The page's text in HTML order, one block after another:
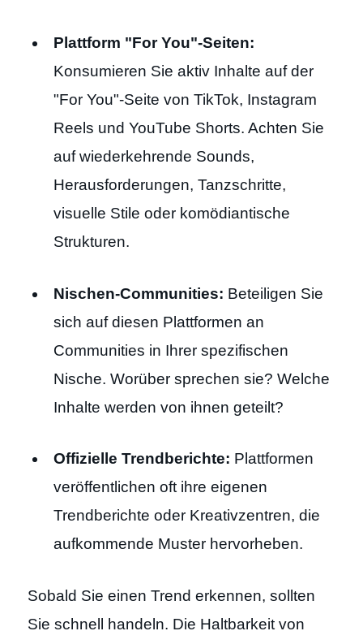
Plattform "For You"-Seiten:
Konsumieren Sie aktiv Inhalte auf der
"For You"-Seite von TikTok, Instagram
Reels und YouTube Shorts. Achten Sie
auf wiederkehrende Sounds,
Herausforderungen, Tanzschritte,
visuelle Stile oder komödiantische
Strukturen.
Nischen-Communities: Beteiligen Sie
sich auf diesen Plattformen an
Communities in Ihrer spezifischen
Nische. Worüber sprechen sie? Welche
Inhalte werden von ihnen geteilt?
Offizielle Trendberichte: Plattformen
veröffentlichen oft ihre eigenen
Trendberichte oder Kreativzentren, die
aufkommende Muster hervorheben.
Sobald Sie einen Trend erkennen, sollten
Sie schnell handeln. Die Haltbarkeit von